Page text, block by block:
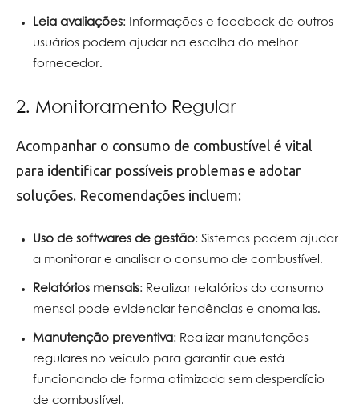
Leia avaliações: Informações e feedback de outros
usuários podem ajudar na escolha do melhor
fornecedor.
2. Monitoramento Regular
Acompanhar o consumo de combustível é vital
para identificar possíveis problemas e adotar
soluções. Recomendações incluem:
Uso de softwares de gestão: Sistemas podem ajudar
a monitorar e analisar o consumo de combustível.
Relatórios mensais: Realizar relatórios do consumo
mensal pode evidenciar tendências e anomalias.
Manutenção preventiva: Realizar manutenções
regulares no veículo para garantir que está
funcionando de forma otimizada sem desperdício
de combustível.